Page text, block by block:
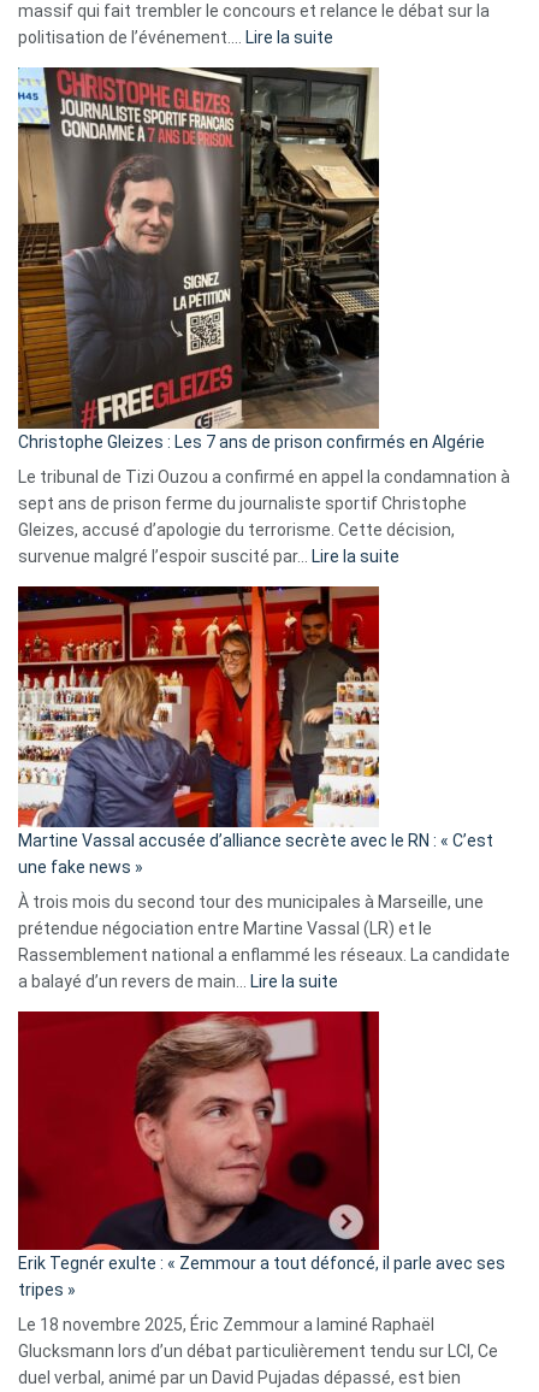
massif qui fait trembler le concours et relance le débat sur la
politisation de l’événement.… Lire la suite
Eurovision
2026
:
Pays-
Bas,
Espagne,
Irlande
et
Slovénie
rejettent
la
présence
d’Israël
Christophe Gleizes : Les 7 ans de prison confirmés en Algérie
Le tribunal de Tizi Ouzou a confirmé en appel la condamnation à
sept ans de prison ferme du journaliste sportif Christophe
Gleizes, accusé d’apologie du terrorisme. Cette décision,
survenue malgré l’espoir suscité par… Lire la suite
Algérie
Martine Vassal accusée d’alliance secrète avec le RN : « C’est
une fake news »
À trois mois du second tour des municipales à Marseille, une
prétendue négociation entre Martine Vassal (LR) et le
Rassemblement national a enflammé les réseaux. La candidate
a balayé d’un revers de main… Lire la suite
d’alliance
secrète
«
C’est
fake
news
»
Erik Tegnér exulte : « Zemmour a tout défoncé, il parle avec ses
tripes »
Le 18 novembre 2025, Éric Zemmour a laminé Raphaël
Glucksmann lors d’un débat particulièrement tendu sur LCI, Ce
duel verbal, animé par un David Pujadas dépassé, est bien